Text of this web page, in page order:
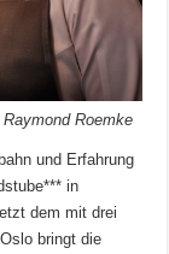
Roemke
und Erfahrung
in
dem mit drei
bringt die